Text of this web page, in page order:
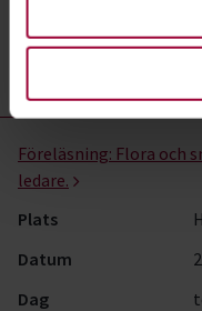
Antal tillfällen
0
Föreläsning: Flora och
ledare.
Plats
Datum
Dag